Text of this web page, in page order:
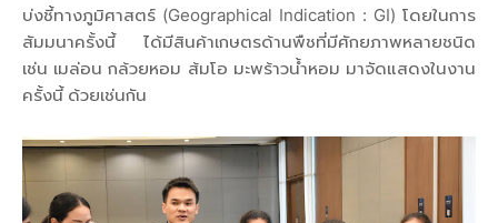
บ่งชี้ทางภูมิศาสตร์ (Geographical Indication : GI) โดยในการ
สัมมนาครั้งนี้ ได้มีสินค้าเกษตรด้านพืชที่มีศักยภาพหลายชนิด
เช่น เมล่อน กล้วยหอม ส้มโอ มะพร้าวน้ำหอม มาจัดแสดงในงาน
ครั้งนี้ ด้วยเช่นกัน